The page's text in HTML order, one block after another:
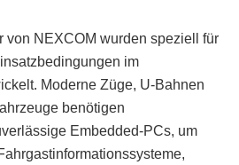
von NEXCOM wurden speziell für
im
Moderne Züge, U-Bahnen
benötigen
Embedded-PCs, um